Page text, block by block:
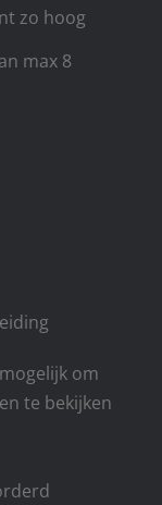
zo hoog
max 8
om
te bekijken